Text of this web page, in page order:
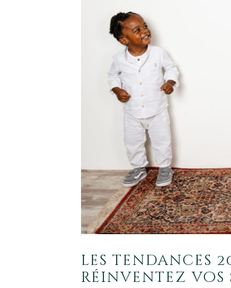
les tendances
réinventez vos